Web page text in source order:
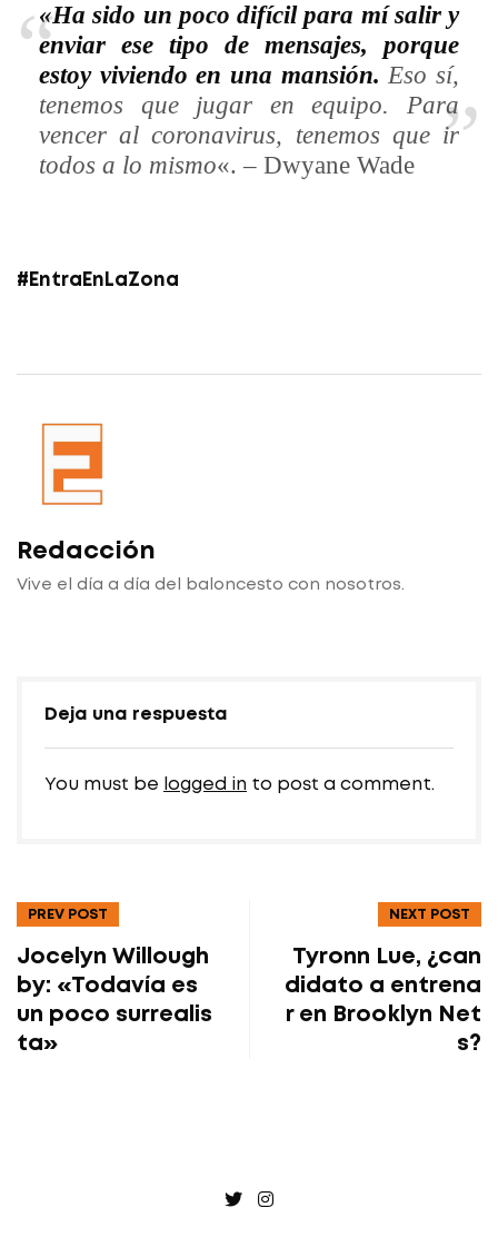
«Ha sido un poco difícil para mí salir y
enviar ese tipo de mensajes, porque
estoy viviendo en una mansión. Eso sí,
tenemos que jugar en equipo. Para
vencer al coronavirus, tenemos que ir
todos a lo mismo«. – Dwyane Wade
#EntraEnLaZona
Redacción
Vive el día a día del baloncesto con nosotros.
Deja una respuesta
You must be logged in to post a comment.
PREV POST
Jocelyn Willough
by: «Todavía es
un poco surrealis
ta»
NEXT POST
Tyronn Lue, ¿can
didato a entrena
r en Brooklyn Net
s?